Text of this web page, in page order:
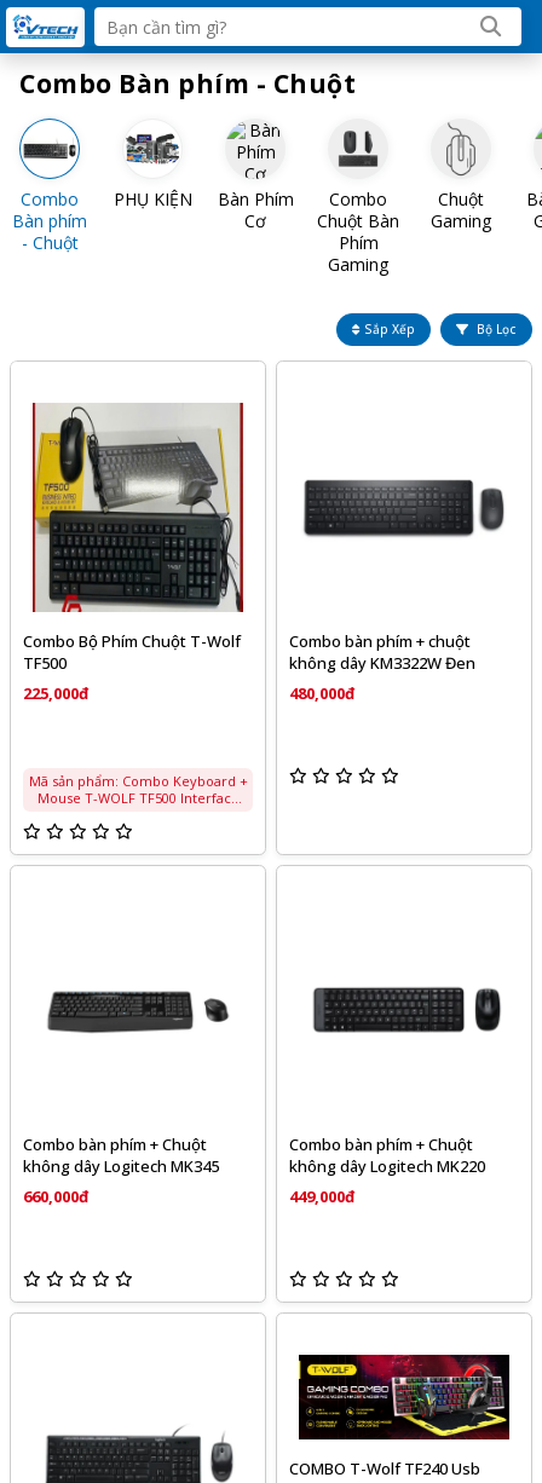
Combo Bàn phím - Chuột
PHỤ KIỆN
Bàn Phím
Cơ
Combo
Chuột Bàn
Phím
Gaming
Chuột
Gaming
Combo
Bàn phím
- Chuột
Sắp Xếp Bộ Lọc
Combo Bộ Phím Chuột T-Wolf
TF500
225,000đ
Mã sản phẩm: Combo Keyboard +
Mouse T-WOLF TF500 Interface
:104 Size :440x138x20mm Key Life
Length:1.3M System Support
Combo bàn phím + chuột
không dây KM3322W Đen
480,000đ
Combo bàn phím + Chuột
không dây Logitech MK345
660,000đ
Combo bàn phím + Chuột
không dây Logitech MK220
449,000đ
COMBO T-Wolf TF240 Usb